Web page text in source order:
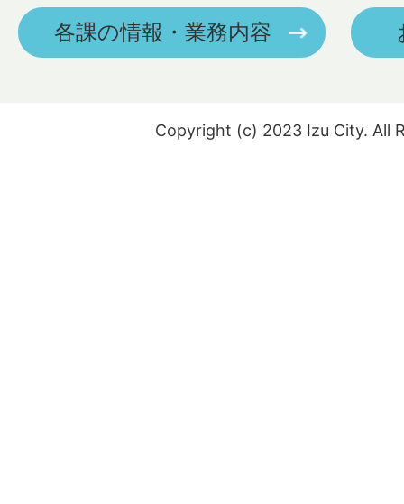
各課の情報・業務内容
Copyright (c) 2023 Izu City. All